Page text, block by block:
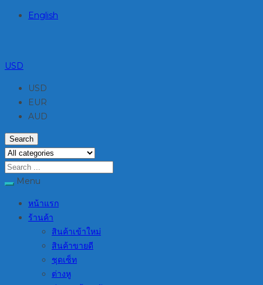
English
USD
USD
EUR
AUD
Search
Menu
หน้าแรก
ร้านค้า
สินค้าเข้าใหม่
สินค้าขายดี
ชุดเซ็ท
ต่างหู